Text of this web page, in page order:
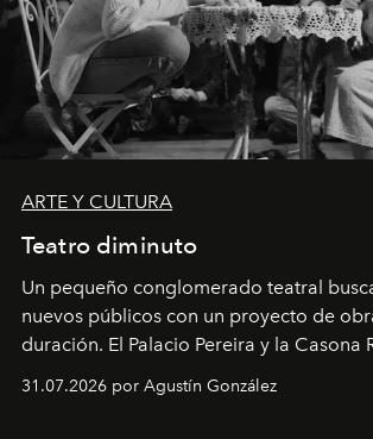
ARTE Y CULTURA
Teatro diminuto
Un pequeño conglomerado teatral
nuevos públicos con un proyecto de
duración. El Palacio Pereira y la Casona
miniobras. Sus puestas en escena son
31.07.2026 por Agustín González